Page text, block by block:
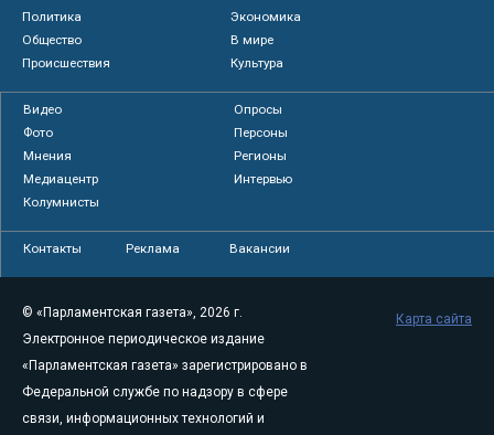
Политика
Экономика
Общество
В мире
Происшествия
Культура
Видео
Опросы
Фото
Персоны
Мнения
Регионы
Медиацентр
Интервью
Колумнисты
Контакты Реклама Вакансии
© «Парламентская газета», 2026 г.
Электронное периодическое издание
«Парламентская газета» зарегистрировано в
Федеральной службе по надзору в сфере
связи, информационных технологий и
Карта сайта